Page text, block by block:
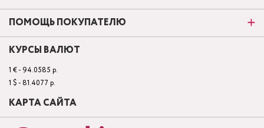
ПОМОЩЬ ПОКУПАТЕЛЮ
КУРСЫ ВАЛЮТ
1 € - 94.0585 р.
1 $ - 81.4077 р.
КАРТА САЙТА